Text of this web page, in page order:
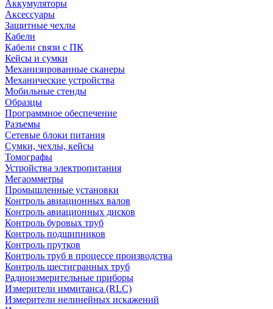
Аккумуляторы
Аксессуары
Защитные чехлы
Кабели
Кабели связи с ПК
Кейсы и сумки
Механизированные сканеры
Механические устройства
Мобильные стенды
Образцы
Программное обеспечение
Разъемы
Сетевые блоки питания
Сумки, чехлы, кейсы
Томографы
Устройства электропитания
Мегаомметры
Промышленные установки
Контроль авиационных валов
Контроль авиационных дисков
Контроль буровых труб
Контроль подшипников
Контроль прутков
Контроль труб в процессе производства
Контроль шестигранных труб
Радиоизмерительные приборы
Измерители иммитанса (RLC)
Измерители нелинейных искажений